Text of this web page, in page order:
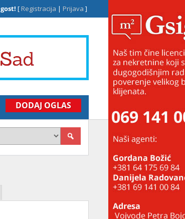
gost! [Registracija | Prijava ]
DODAJ OGLAS